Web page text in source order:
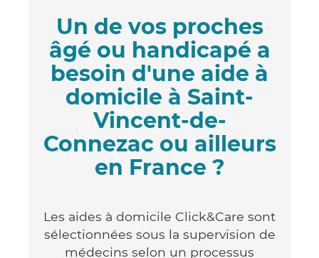
Un de vos proches
âgé ou handicapé a
besoin d'une aide à
domicile à Saint-
Vincent-de-
Connezac ou ailleurs
en France ?
Les aides à domicile Click&Care sont
sélectionnées sous la supervision de
médecins selon un processus